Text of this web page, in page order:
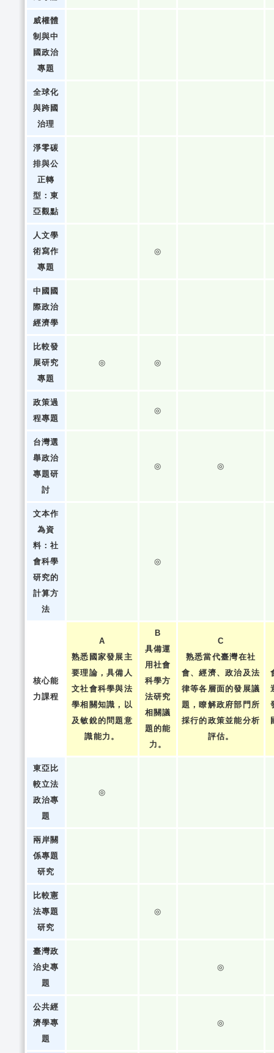
威權體
制與中
國政治
專題
全球化
與跨國
治理
淨零碳
排與公
正轉
型：東
亞觀點
人文學
術寫作
專題
◎
中國國
際政治
經濟學
比較發
展研究
專題
◎ ◎
政策過
程專題
◎
台灣選
舉政治
專題研
討
◎ ◎
文本作
為資
料：社
會科學
研究的
計算方
法
◎
核心能
力課程
A
熟悉國家發展主
要理論，具備人
文社會科學與法
學相關知識，以
及敏銳的問題意
識能力。
B
具備運
用社會
科學方
法研究
相關議
題的能
力。
C
熟悉當代臺灣在社
會、經濟、政治及法
律等各層面的發展議
題，瞭解政府部門所
採行的政策並能分析
評估。
東亞比
較立法
政治專
題
◎
兩岸關
係專題
研究
比較憲
法專題
研究
◎
臺灣政
治史專
題
◎
公共經
濟學專
題
◎